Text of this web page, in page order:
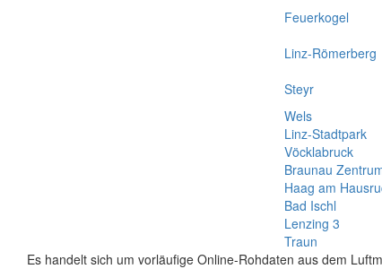
Feuerkogel
Linz-Römerberg
Steyr
Wels
Linz-Stadtpark
Vöcklabruck
Braunau
Haag am
Bad Ischl
Lenzing 3
Traun
Es handelt sich um vorläufige Online-Rohdaten aus dem